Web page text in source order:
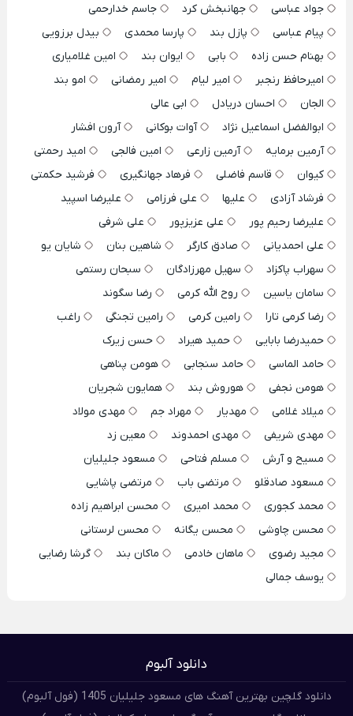
جواد عباسی جهانبخش کرد
جاسم خدارحمی
پیام عباسی
پازل بند پارسا محمدی
بیدل برزویی
بهنام حسن زاده
بابی ایوان بند
امین غلامیاری
امیرحافظ رنجبر
امیر لیام امیر رمضانی
امو بند
الجان
احسان دریادل
ابی عالی
ابوالفضل اسماعیل نژاد
آوات بوکانی
آرون افشار
آرمین برمایه
آرمین زارعی امین فالجی
امید رحمتی
کیوان
قاسم فاضلی فرهاد جهانگیری
فرشید حکمتی
فرشاد آزادی
علیها علی فرزامی
علیرضا اسپید
علیرضا رحیم پور
علی عزیزپور
علی شرفی
علی احمدیانی
صادق کارگر شاهین بنان
شایان یو
سهراب پاکزاد
سهیل مهرزادگان
سبحان رستمی
سامان یاسین
روح الله کرمی
رضا سگوند
رضا کرمی تارا
رامین کرمی رامین تجنگی
راغب
حمیدرضا بابایی
حمید هیراد
حسن زیرک
حامد الماسی
حامد سنجابی
هومن پناهی
هومن نجفی
هوروش بند
همایون شجریان
میلاد غلامی
مهدیار مهراد جم
مهدی مولاد
مهدی شریفی
مهدی احمدوند
معین زد
مسیح و آرش
مسلم فتاحی
مسعود جلیلیان
مسعود صادقلو
مرتضی باب
مرتضی پاشایی
محمد کجوری
محمد امیری
محسن ابراهیم زاده
محسن چاوشی
محسن یگانه
محسن لرستانی
مجید رضوی
ماهان خادمی ماکان بند
گرشا رضایی
یوسف جمالی
دانلود آلبوم
دانلود گلچین بهترین آهنگ های مسعود جلیلیان 1405 (فول آلبوم)